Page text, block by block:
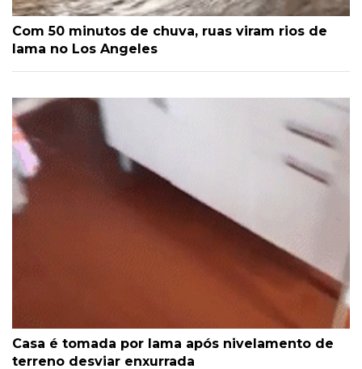
Com 50 minutos de chuva, ruas viram rios de
lama no Los Angeles
Casa é tomada por lama após nivelamento de
terreno desviar enxurrada